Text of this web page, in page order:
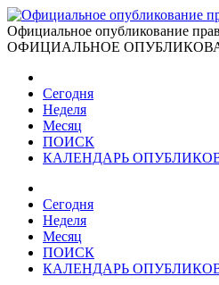
Официальное опубликование
ОФИЦИАЛЬНОЕ
Сегодня
Неделя
Месяц
ПОИСК
КАЛЕНДАРЬ
Сегодня
Неделя
Месяц
ПОИСК
КАЛЕНДАРЬ